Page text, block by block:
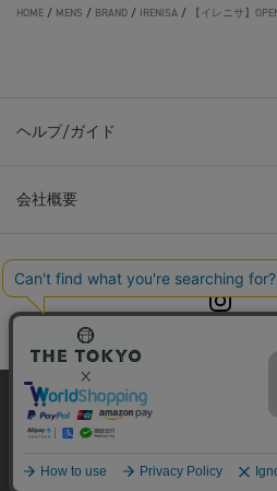
HOME / MENS / BRAND / IRENISA / 【イレニサ】
ヘルプ/ガイド
会社概要
© TOKYO BASE
当サイトはクッキー(cookie)を使用しま
の一部の機能および、サイトの使用状
ング活動に利用することを目的としてい
プライバシーポリシーはこちら